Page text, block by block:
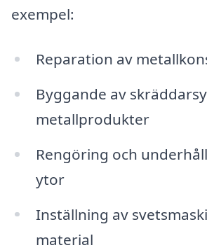
exempel:
Reparation av
Byggande av
metallprodukter
Rengöring och
ytor
Inställning av
material